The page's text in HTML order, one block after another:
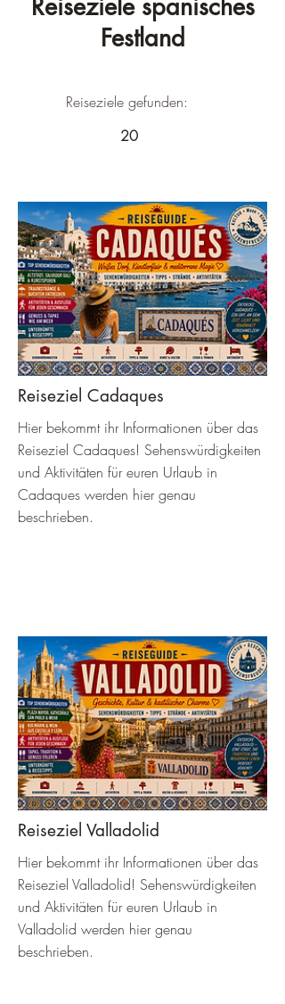
Reiseziele spanisches
Festland
Reiseziele gefunden:
20
Reiseziel Cadaques
Hier bekommt ihr Informationen über das
Reiseziel Cadaques! Sehenswürdigkeiten
und Aktivitäten für euren Urlaub in
Cadaques werden hier genau
beschrieben.
Reiseziel Valladolid
Hier bekommt ihr Informationen über das
Reiseziel Valladolid! Sehenswürdigkeiten
und Aktivitäten für euren Urlaub in
Valladolid werden hier genau
beschrieben.